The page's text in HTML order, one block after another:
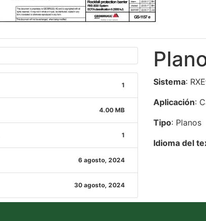
1
4.00 MB
1
6 agosto, 2024
30 agosto, 2024
Sistema:
Aplicación:
Tipo: Planos
Idioma del